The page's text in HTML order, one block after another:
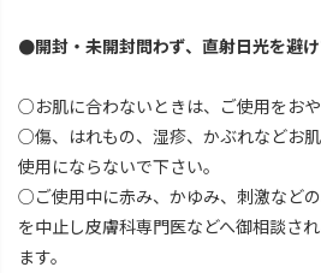
●開封・未開封問わず、直射日光を避け
○お肌に合わないときは、ご使用をおや
○傷、はれもの、湿疹、かぶれなどお
使用にならないで下さい。
○ご使用中に赤み、かゆみ、刺激など
を中止し皮膚科専門医などへ御相談さ
ます。